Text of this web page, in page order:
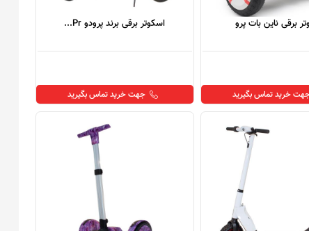
برقی ناین بات پرو
خرید تماس بگیرید
اسکوتر برقی برند پرودو Pr...
جهت خرید تماس بگیرید